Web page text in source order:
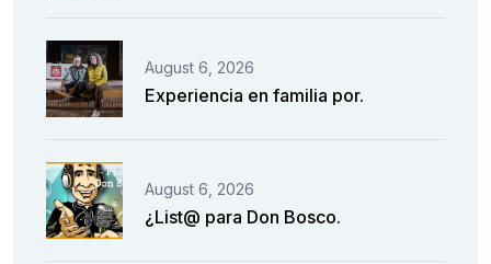
August 6, 2026
Experiencia en familia por.
August 6, 2026
¿List@ para Don Bosco.